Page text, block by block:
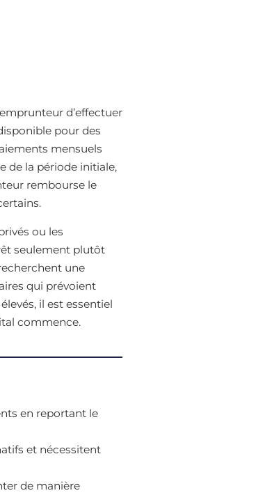
d’effectuer
pour des
mensuels
de la période initiale,
rembourse le
ou les
seulement plutôt
une
qui prévoient
il est essentiel
commence.
en reportant le
et nécessitent
de manière